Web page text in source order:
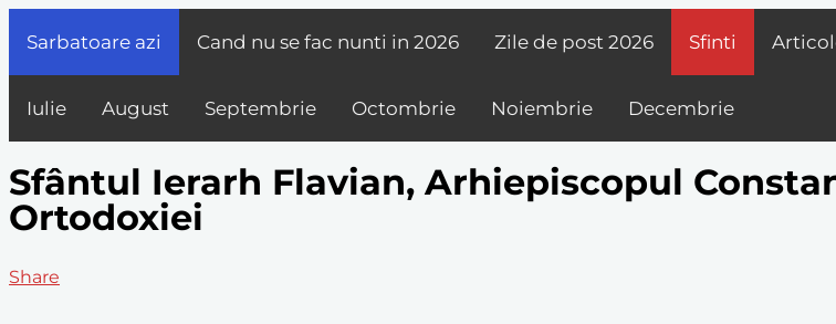
Sarbatoare azi Cand nu se fac nunti in 2026 Zile de post 2026 Sfinti
Iulie August Septembrie Octombrie Noiembrie Decembrie
Sfântul Ierarh Flavian, Arhiepiscopul
Ortodoxiei
Share